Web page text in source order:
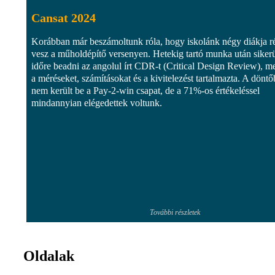
Cansat 2024
Korábban már beszámoltunk róla, hogy iskolánk négy diákja
vesz a műholdépítő versenyen. Hetekig tartó munka után
időre beadni az angolul írt CDR-t (Critical Design Review),
a méréseket, számításokat és a kivitelezést tartalmazta. A
nem került be a Pay-2-win csapat, de a 71%-os értékeléssel
mindannyian elégedettek voltunk.
További részletek
Oldalak